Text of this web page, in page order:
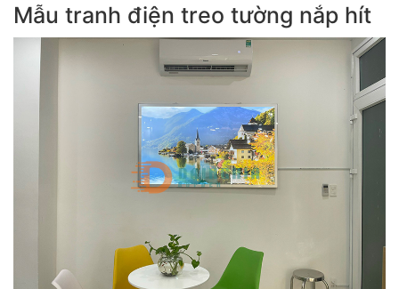
Mẫu tranh điện treo tường nắp hít